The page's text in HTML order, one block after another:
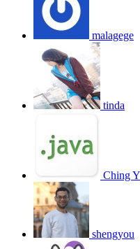
malagege
tinda
Ching
shengyou